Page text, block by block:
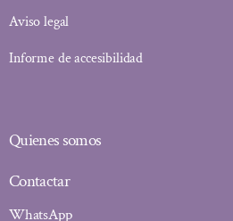
Aviso legal
Informe de accesibilidad
Quienes somos
Contactar
WhatsApp